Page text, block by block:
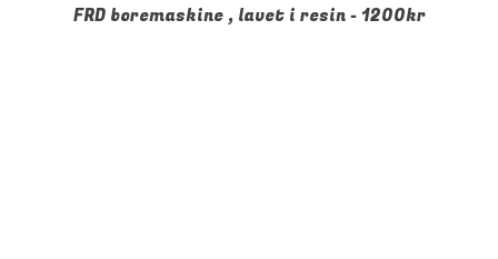
FRD boremaskine , lavet i resin - 1200kr